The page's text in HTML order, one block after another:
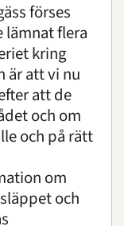
förses
lämnat flera
kring
är att vi nu
att de
och om
och på rätt
om
och